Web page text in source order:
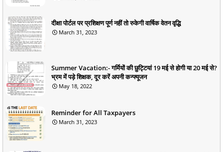
दीक्षा पोर्टल पर प्रशिक्षण पूर्ण नहीं तो रुकेगी वार्षिक वेतन वृद्धि
March 31, 2023
Summer Vacation:- गर्मियों की छुट्टियां 19 मई से होगी या 20 मई से?
भ्रम में पड़े शिक्षक, दूर करें अपनी कन्फ्यूजन
May 18, 2022
Reminder for All Taxpayers
March 31, 2023